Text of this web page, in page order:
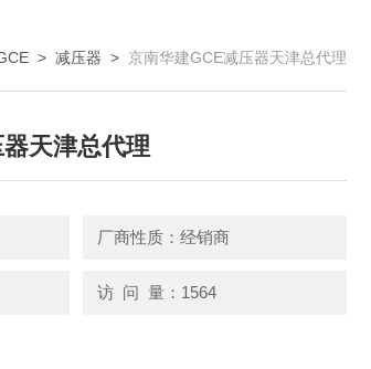
> 减压器 > 京南华建GCE减压器天津总代理
天津总代理
厂商性质：经销商
访 问 量：1564